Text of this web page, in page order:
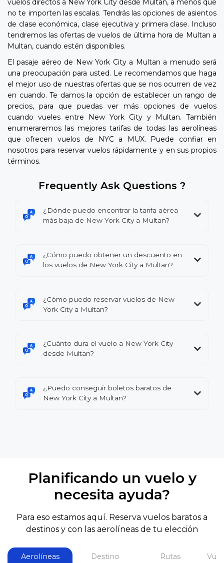
vuelos directos a New York City desde Multan, a menos que
no te importen las escalas. Tendrás las opciones de asientos
de clase económica, clase ejecutiva y primera clase. Incluso
tendremos las ofertas de vuelos de última hora de Multan a
Multan, cuando estén disponibles.
El pasaje aéreo de New York City a Multan a menudo será
una preocupación para usted. Le recomendamos que haga
el mejor uso de nuestras ofertas que se nos ocurren de vez
en cuando. Te damos la opción de establecer un rango de
precios, para que puedas ver más opciones de vuelos
cuando vueles entre New York City y Multan. También
enumeraremos las mejores tarifas de todas las aerolíneas
que ofrecen vuelos de NYC a MUX. Puede confiar en
nosotros para reservar vuelos rápidamente y en sus propios
términos.
Frequently Ask Questions ?
¿Dónde puedo encontrar la tarifa aérea
más baja de New York City a Multan?
¿Cómo puedo obtener un descuento en
los vuelos de New York City a Multan?
¿Cómo puedo reservar vuelos de New
York City a Multan?
¿Cuánto dura el vuelo a New York City
desde Multan?
¿Puedo conseguir boletos baratos de
New York City a Multan?
Planificando un vuelo y
necesita ayuda?
Para eso estamos aquí. Reserva vuelos baratos a
destinos y con las aerolíneas de tu elección
Aerolíneas
Destino
Rutas